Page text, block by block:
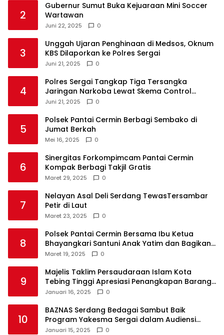
2
Gubernur Sumut Buka Kejuaraan Mini Soccer
Wartawan
Juni 22, 2025 0
3
Unggah Ujaran Penghinaan di Medsos, Oknum
KBS Dilaporkan ke Polres Sergai
Juni 21, 2025 0
4
Polres Sergai Tangkap Tiga Tersangka
Jaringan Narkoba Lewat Skema Control
Delivery
Juni 21, 2025 0
5
Polsek Pantai Cermin Berbagi Sembako di
Jumat Berkah
Mei 16, 2025 0
6
Sinergitas Forkompimcam Pantai Cermin
Kompak Berbagi Takjil Gratis
Maret 29, 2025 0
7
Nelayan Asal Deli Serdang TewasTersambar
Petir di Laut
Maret 23, 2025 0
8
Polsek Pantai Cermin Bersama Ibu Ketua
Bhayangkari Santuni Anak Yatim dan Bagikan
Takjil
Maret 19, 2025 0
9
Majelis Taklim Persaudaraan Islam Kota
Tebing Tinggi Apresiasi Penangkapan Barang
Haram
Januari 16, 2025 0
10
BAZNAS Serdang Bedagai Sambut Baik
Program Yakesma Sergai dalam Audiensi
Perkenalan Pengurus Baru
Januari 15, 2025 0